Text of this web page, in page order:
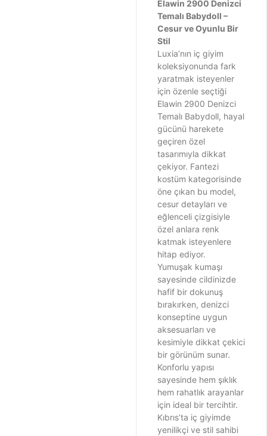
Elawin 2900 Denizci
Temalı Babydoll –
Cesur ve Oyunlu Bir
Stil
Luxia’nın iç giyim
koleksiyonunda fark
yaratmak isteyenler
için özenle seçtiği
Elawin 2900 Denizci
Temalı Babydoll, hayal
gücünü harekete
geçiren özel
tasarımıyla dikkat
çekiyor. Fantezi
kostüm kategorisinde
öne çıkan bu model,
cesur detayları ve
eğlenceli çizgisiyle
özel anlara renk
katmak isteyenlere
hitap ediyor.
Yumuşak kumaşı
sayesinde cildinizde
hafif bir dokunuş
bırakırken, denizci
konseptine uygun
aksesuarları ve
kesimiyle dikkat çekici
bir görünüm sunar.
Konforlu yapısı
sayesinde hem şıklık
hem rahatlık arayanlar
için ideal bir tercihtir.
Kıbrıs’ta iç giyimde
yenilikçi ve stil sahibi